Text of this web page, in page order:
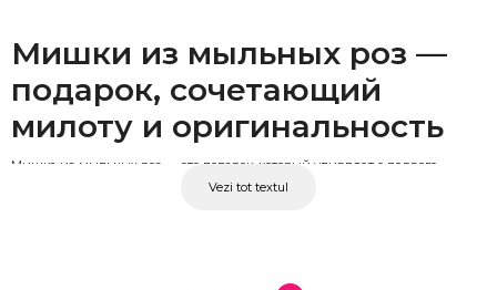
Мишки из мыльных роз —
подарок, сочетающий
милоту и оригинальность
Мишка из мыльных роз — это подарок, который удивляет с первого
взгляда. Игривая форма медвежонка в сочетании с ароматными розами
получения. В OkFlora вы найдёте мишек из мыльных роз в разных цветах,
Vezi tot textul